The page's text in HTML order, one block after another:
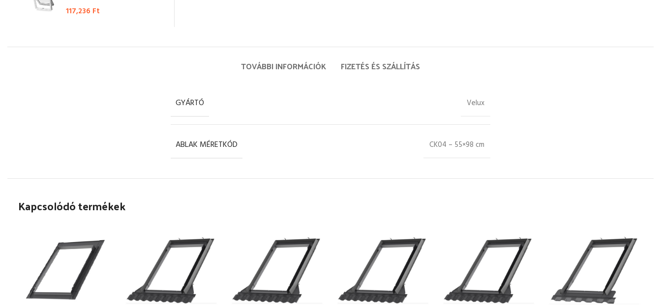
117,236 Ft
TOVÁBBI INFORMÁCIÓK FIZETÉS ÉS SZÁLLÍTÁS
GYÁRTÓ Velux
ABLAK MÉRETKÓD CK04 – 55×98 cm
Kapcsolódó termékek